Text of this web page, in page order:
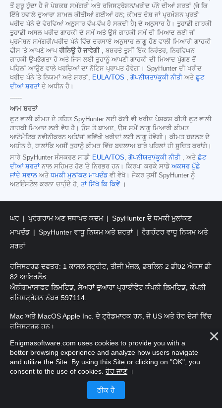
ਤੋਂ ਸ਼ੁਰੂ ਹੁੰਦਾ ਹੈ ਜੋ ਪੇਸ਼ਕਸ਼ ਸਮੱਗਰੀ ਅਤੇ ਰਜਿਸਟ੍ਰੇਸ਼ਨ/ਖਰੀਦ ਪੰਨੇ ਦੀਆਂ ਸ਼ਰਤਾਂ (ਜੋ ਕਿ
ਇੱਥੇ ਹਵਾਲੇ ਦੁਆਰਾ ਸ਼ਾਮਲ ਕੀਤੀਆਂ ਗਈਆਂ ਹਨ; ਕੀਮਤ ਦੇਸ਼ ਜਾਂ ਪ੍ਰਮੋਸ਼ਨ ਪ੍ਰਤੀ
ਖਰੀਦ ਪੰਨੇ ਦੇ ਵੇਰਵਿਆਂ ਅਨੁਸਾਰ ਵੱਖ-ਵੱਖ ਹੋ ਸਕਦੀ ਹੈ) ਦੇ ਅਨੁਸਾਰ ਹੈ। ਤੁਹਾਡੀ ਗਾਹਕੀ
ਤੁਹਾਡੀ ਅਸਲ ਖਰੀਦ ਗਾਹਕੀ ਦੇ ਸਮੇਂ ਅਤੇ ਉਸੇ ਗਾਹਕੀ ਸਮੇਂ ਦੀ ਮਿਆਦ ਲਈ ਜਾਂ
ਪ੍ਰਮੋਸ਼ਨ ਸਮੱਗਰੀ/ਖਰੀਦ ਪੰਨੇ ਵਿੱਚ ਦਰਸਾਏ ਅਨੁਸਾਰ ਲਾਗੂ ਹੋਣ ਵਾਲੀ ਮਿਆਰੀ ਗਾਹਕੀ
ਫੀਸ 'ਤੇ ਆਪਣੇ ਆਪ ਰੀਨਿਊ ਹੋ ਜਾਵੇਗੀ, ਬਸ਼ਰਤੇ ਤੁਸੀਂ ਇੱਕ ਨਿਰੰਤਰ, ਨਿਰਵਿਘਨ
ਗਾਹਕੀ ਉਪਭੋਗਤਾ ਹੋ ਅਤੇ ਜਿਸ ਲਈ ਤੁਹਾਨੂੰ ਆਪਣੀ ਗਾਹਕੀ ਦੀ ਮਿਆਦ ਪੁੱਗਣ ਤੋਂ
ਪਹਿਲਾਂ ਆਉਣ ਵਾਲੇ ਖਰਚਿਆਂ ਦਾ ਨੋਟਿਸ ਪ੍ਰਾਪਤ ਹੋਵੇਗਾ। SpyHunter ਦੀ ਖਰੀਦ
ਖਰੀਦ ਪੰਨੇ 'ਤੇ ਨਿਯਮਾਂ ਅਤੇ ਸ਼ਰਤਾਂ, EULA/TOS , ਗੋਪਨੀਯਤਾ/ਕੂਕੀ ਨੀਤੀ ਅਤੇ ਛੂਟ
ਦੀਆਂ ਸ਼ਰਤਾਂ ਦੇ ਅਧੀਨ ਹੈ।
------
ਆਮ ਸ਼ਰਤਾਂ
ਛੂਟ ਵਾਲੀ ਕੀਮਤ ਦੇ ਤਹਿਤ SpyHunter ਲਈ ਕੋਈ ਵੀ ਖਰੀਦ ਪੇਸ਼ਕਸ਼ ਕੀਤੀ ਛੂਟ ਵਾਲੀ
ਗਾਹਕੀ ਮਿਆਦ ਲਈ ਵੈਧ ਹੈ। ਉਸ ਤੋਂ ਬਾਅਦ, ਉਸ ਸਮੇਂ ਲਾਗੂ ਮਿਆਰੀ ਕੀਮਤ
ਆਟੋਮੈਟਿਕ ਨਵੀਨੀਕਰਨ ਅਤੇ/ਜਾਂ ਭਵਿੱਖੀ ਖਰੀਦਾਂ ਲਈ ਲਾਗੂ ਹੋਵੇਗੀ। ਕੀਮਤ ਬਦਲਣ ਦੇ
ਅਧੀਨ ਹੈ, ਹਾਲਾਂਕਿ ਅਸੀਂ ਤੁਹਾਨੂੰ ਕੀਮਤ ਵਿੱਚ ਬਦਲਾਅ ਬਾਰੇ ਪਹਿਲਾਂ ਹੀ ਸੂਚਿਤ ਕਰਾਂਗੇ।
ਸਾਰੇ SpyHunter ਸੰਸਕਰਣ ਸਾਡੀ EULA/TOS, ਗੋਪਨੀਯਤਾ/ਕੂਕੀ ਨੀਤੀ , ਅਤੇ ਛੋਟ
ਦੀਆਂ ਸ਼ਰਤਾਂ ਨਾਲ ਸਹਿਮਤ ਹੋਣ 'ਤੇ ਨਿਰਭਰ ਹਨ। ਕਿਰਪਾ ਕਰਕੇ ਸਾਡੇ ਅਕਸਰ ਪੁੱਛੇ
ਜਾਂਦੇ ਸਵਾਲ ਅਤੇ ਧਮਕੀ ਮੁਲਾਂਕਣ ਮਾਪਦੰਡਵੀ ਵੇਖੋ। ਜੇਕਰ ਤੁਸੀਂ SpyHunter ਨੂੰ
ਅਣਇੰਸਟੌਲ ਕਰਨਾ ਚਾਹੁੰਦੇ ਹੋ, ਤਾਂ ਸਿੱਖੋ ਕਿ ਕਿਵੇਂ।
ਘਰ ਪ੍ਰੋਗਰਾਮ ਅਣ ਸਥਾਪਤ ਕਦਮ
SpyHunter ਦੇ ਧਮਕੀ ਮੁਲਾਂਕਣ
ਮਾਪਦੰਡ
SpyHunter ਵਾਧੂ ਨਿਯਮ ਅਤੇ ਸ਼ਰਤਾਂ
ਰੈਗਹੰਟਰ ਵਾਧੂ ਨਿਯਮ ਅਤੇ
ਸ਼ਰਤਾਂ
ਰਜਿਸਟਰਡ ਦਫਤਰ: 1 ਕਾਸਲ ਸਟ੍ਰੀਟ, ਤੀਜੀ ਮੰਜ਼ਲ, ਡਬਲਿਨ 2 ਡੀ02 ਐਕਸ ਡੀ
82 ਆਇਰਲੈਂਡ.
ਐਨੀਗਮਾਸਾਫਟ ਲਿਮਟਿਡ, ਸ਼ੇਅਰਾਂ ਦੁਆਰਾ ਪ੍ਰਾਈਵੇਟ ਕੰਪਨੀ ਲਿਮਟਿਡ, ਕੰਪਨੀ
ਰਜਿਸਟ੍ਰੇਸ਼ਨ ਨੰਬਰ 597114.
Mac ਅਤੇ MacOS Apple Inc. ਦੇ ਟ੍ਰੇਡਮਾਰਕ ਹਨ, ਜੋ US ਅਤੇ ਹੋਰ ਦੇਸ਼ਾਂ ਵਿੱਚ
ਰਜਿਸਟਰਡ ਹਨ।
ਕਾਪੀਰਾਈਟ 2016-2025 . ਐਨੀਗਮਾਸੋਫਟ ਲਿਮਟਿਡ ਸਾਰੇ ਹੱਕ ਰਾਖਵੇਂ ਹਨ.
Enigmasoftware.com uses cookies to provide you with a
better browsing experience and analyze how users navigate
and utilize the Site. By using this Site or clicking on "OK", you
consent to the use of cookies.ਹੋਰ ਜਾਣੋ।